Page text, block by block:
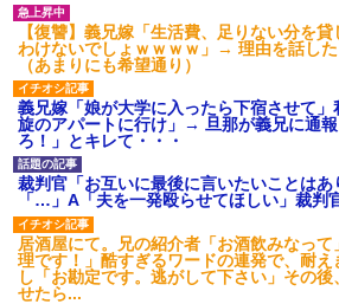
【復讐】義兄嫁「生活費、足りない分を
わけないでしょｗｗｗｗ」→ 理由を話し
（あまりにも希望通り）
義兄嫁「娘が大学に入ったら下宿させて
旋のアパートに行け」→ 旦那が義兄に通
ろ！」とキレて・・・
裁判官「お互いに最後に言いたいことは
「…」A「夫を一発殴らせてほしい」裁判
居酒屋にて。兄の紹介者「お酒飲みなっ
理です！」酷すぎるワードの連発で、耐
し「お勘定です。逃がして下さい」その
せたら...